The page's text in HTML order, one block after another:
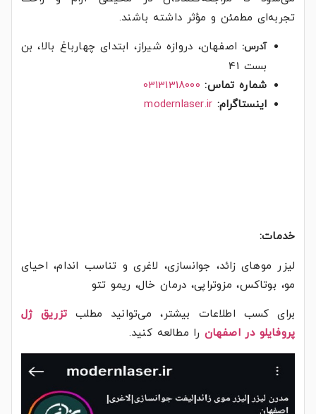
تجربه‌ای مطمئن و مؤثر داشته باشند.
آدرس: اصفهان، دروازه شیراز، ابتدای چهارباغ بالا، بن
بست 41
شماره تماس: 03131318000
اینستاگرام: modernlaser.ir
خدمات:
لیزر موهای زائد، جوانسازی، لاغری و تناسب اندام، احیای
مو، بوتاکس، مزوتراپی، درمان خال، ریمو تتو
برای کسب اطلاعات بیشتر، می‌توانید مطلب تزریق ژل
پروفایلو در اصفهان را مطالعه کنید.